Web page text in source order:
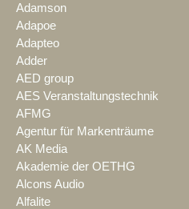
Adamson
Adapoe
Adapteo
Adder
AED group
AES Veranstaltungstechnik
AFMG
Agentur für Markenträume
AK Media
Akademie der OETHG
Alcons Audio
Alfalite